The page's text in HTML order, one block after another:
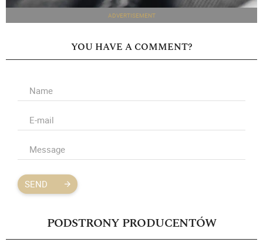
ADVERTISEMENT
YOU HAVE A COMMENT?
SEND
PODSTRONY PRODUCENTÓW